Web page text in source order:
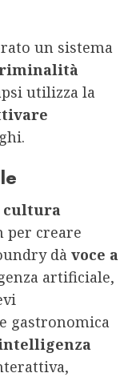
un sistema
utilizza la
cultura
per creare
dà voce a
artificiale,
gastronomica